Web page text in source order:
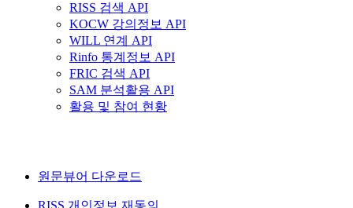
RISS 검색 API
KOCW 강의정보 API
WILL 연계 API
Rinfo 통계정보 API
FRIC 검색 API
SAM 분석활용 API
활용 및 참여 현황
원문뷰어 다운로드
RISS 개인정보 재동의